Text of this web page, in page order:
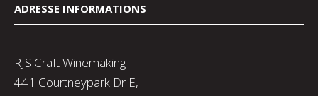
ADRESSE INFORMATIONS
RJS Craft Winemaking
441 Courtneypark Dr E,